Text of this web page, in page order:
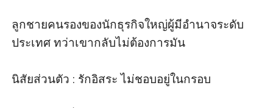
ลูกชายคนรองของนักธุรกิจใหญ่ผู้มีอำนาจระดับ
ประเทศ ทว่าเขากลับไม่ต้องการมัน
นิสัยส่วนตัว : รักอิสระ ไม่ชอบอยู่ในกรอบ